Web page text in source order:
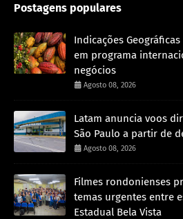
Postagens populares
Indicações
em programa
negócios
Agosto 08, 2026
Latam anuncia voos
São Paulo a partir de
Agosto 08, 2026
Filmes rondonienses
temas urgentes entre
Estadual Bela Vista